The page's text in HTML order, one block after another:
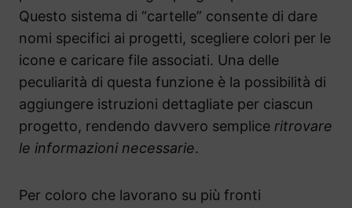
Questo sistema di “cartelle” consente di dare
nomi specifici ai progetti, scegliere colori per le
icone e caricare file associati. Una delle
peculiarità di questa funzione è la possibilità di
aggiungere istruzioni dettagliate per ciascun
progetto, rendendo davvero semplice ritrovare
le informazioni necessarie.
Per coloro che lavorano su più fronti